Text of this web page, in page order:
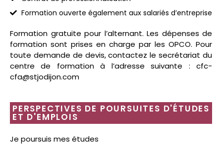
Formation ouverte également aux salariés d’entreprise
Formation gratuite pour l’alternant. Les dépenses de
formation sont prises en charge par les OPCO. Pour
toute demande de devis, contactez le secrétariat du
centre de formation à l’adresse suivante : cfc-
cfa@stjodijon.com
PERSPECTIVES DE POURSUITES D'ÉTUDES
ET D'EMPLOIS
Je poursuis mes études